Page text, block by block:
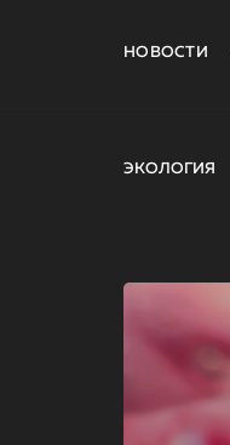
НОВОСТИ
ЭКОЛОГИЯ